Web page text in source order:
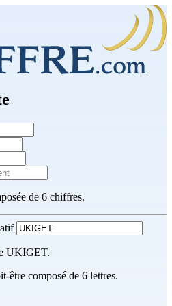
de 6 chiffres.
UKIGET.
être composé de 6 lettres.